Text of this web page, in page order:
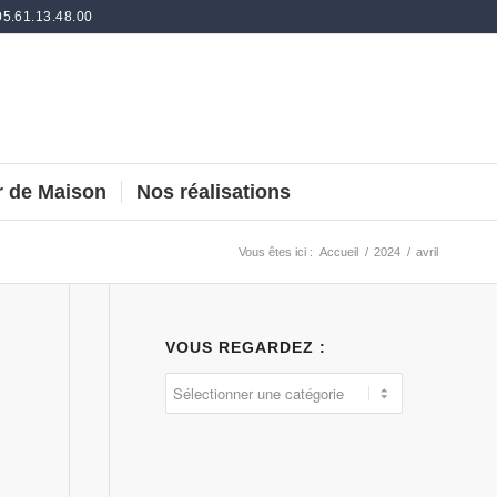
de Maison Nos réalisations
Vous êtes ici : Accueil / 2024 / avril
VOUS REGARDEZ :